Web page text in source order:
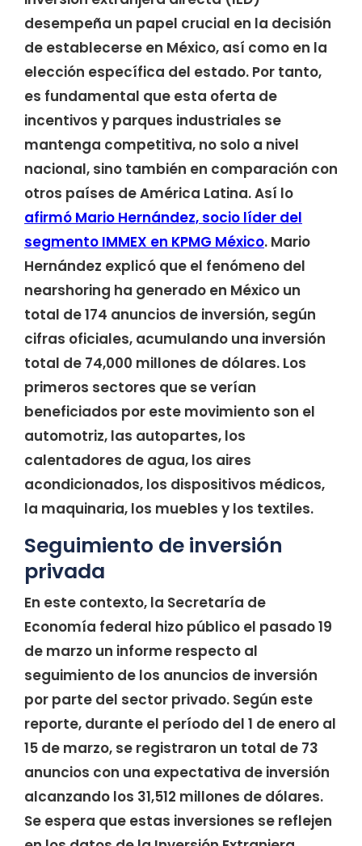
desempeña un papel crucial en la decisión
de establecerse en México, así como en la
elección específica del estado. Por tanto,
es fundamental que esta oferta de
incentivos y parques industriales se
mantenga competitiva, no solo a nivel
nacional, sino también en comparación con
otros países de América Latina. Así lo
afirmó Mario Hernández, socio líder del
segmento IMMEX en KPMG México. Mario
Hernández explicó que el fenómeno del
nearshoring ha generado en México un
total de 174 anuncios de inversión, según
cifras oficiales, acumulando una inversión
total de 74,000 millones de dólares. Los
primeros sectores que se verían
beneficiados por este movimiento son el
automotriz, las autopartes, los
calentadores de agua, los aires
acondicionados, los dispositivos médicos,
la maquinaria, los muebles y los textiles.
Seguimiento de inversión
privada
En este contexto, la Secretaría de
Economía federal hizo público el pasado 19
de marzo un informe respecto al
seguimiento de los anuncios de inversión
por parte del sector privado. Según este
reporte, durante el período del 1 de enero al
15 de marzo, se registraron un total de 73
anuncios con una expectativa de inversión
alcanzando los 31,512 millones de dólares.
Se espera que estas inversiones se reflejen